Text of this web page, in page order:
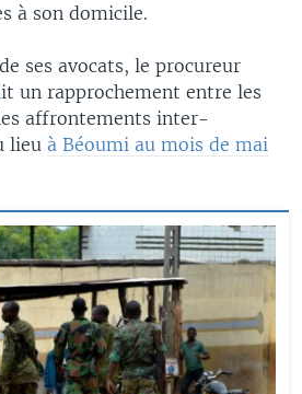
à son domicile.
ses avocats, le procureur
un rapprochement entre les
affrontements inter-
lieu à Béoumi au mois de mai